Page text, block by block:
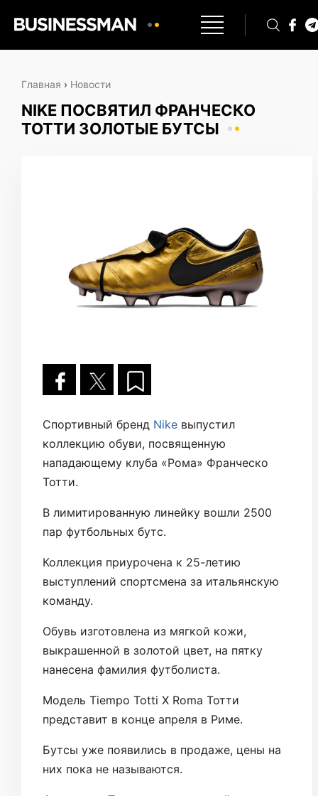
Главная › Новости
NIKE ПОСВЯТИЛ ФРАНЧЕСКО
ТОТТИ ЗОЛОТЫЕ БУТСЫ
Спортивный бренд Nike выпустил
коллекцию обуви, посвященную
нападающему клуба «Рома» Франческо
Тотти.
В лимитированную линейку вошли 2500
пар футбольных бутс.
Коллекция приурочена к 25-летию
выступлений спортсмена за итальянскую
команду.
Обувь изготовлена из мягкой кожи,
выкрашенной в золотой цвет, на пятку
нанесена фамилия футболиста.
Модель Tiempo Totti X Roma Тотти
представит в конце апреля в Риме.
Бутсы уже появились в продаже, цены на
них пока не называются.